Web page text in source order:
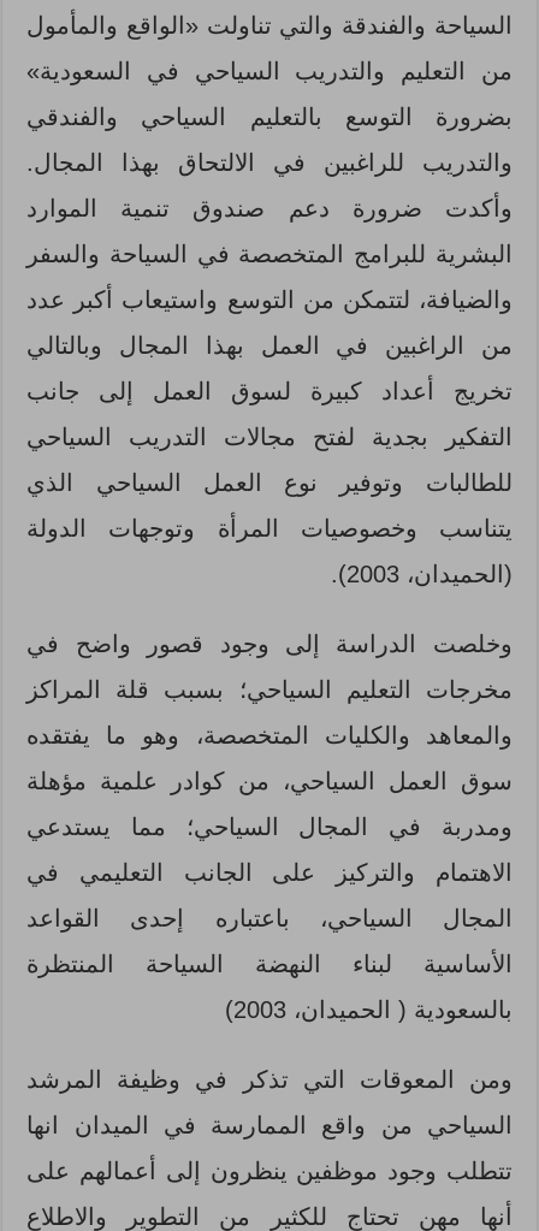
السياحة والفندقة والتي تناولت «الواقع والمأمول
من التعليم والتدريب السياحي في السعودية»
بضرورة التوسع بالتعليم السياحي والفندقي
والتدريب للراغبين في الالتحاق بهذا المجال.
وأكدت ضرورة دعم صندوق تنمية الموارد
البشرية للبرامج المتخصصة في السياحة والسفر
والضيافة، لتتمكن من التوسع واستيعاب أكبر عدد
من الراغبين في العمل بهذا المجال وبالتالي
تخريج أعداد كبيرة لسوق العمل إلى جانب
التفكير بجدية لفتح مجالات التدريب السياحي
للطالبات وتوفير نوع العمل السياحي الذي
يتناسب وخصوصيات المرأة وتوجهات الدولة
(الحميدان، 2003).
وخلصت الدراسة إلى وجود قصور واضح في
مخرجات التعليم السياحي؛ بسبب قلة المراكز
والمعاهد والكليات المتخصصة، وهو ما يفتقده
سوق العمل السياحي، من كوادر علمية مؤهلة
ومدربة في المجال السياحي؛ مما يستدعي
الاهتمام والتركيز على الجانب التعليمي في
المجال السياحي، باعتباره إحدى القواعد
الأساسية لبناء النهضة السياحة المنتظرة
بالسعودية ( الحميدان، 2003)
ومن المعوقات التي تذكر في وظيفة المرشد
السياحي من واقع الممارسة في الميدان انها
تتطلب وجود موظفين ينظرون إلى أعمالهم على
أنها مهن تحتاج للكثير من التطوير والاطلاع